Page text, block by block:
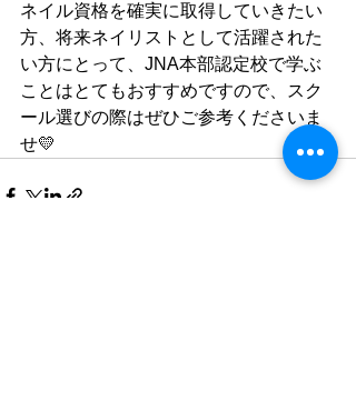
ネイル資格を確実に取得していきたい
方、将来ネイリストとして活躍された
い方にとって、JNA本部認定校で学ぶ
ことはとてもおすすめですので、スク
ール選びの際はぜひご参考くださいま
せ💛